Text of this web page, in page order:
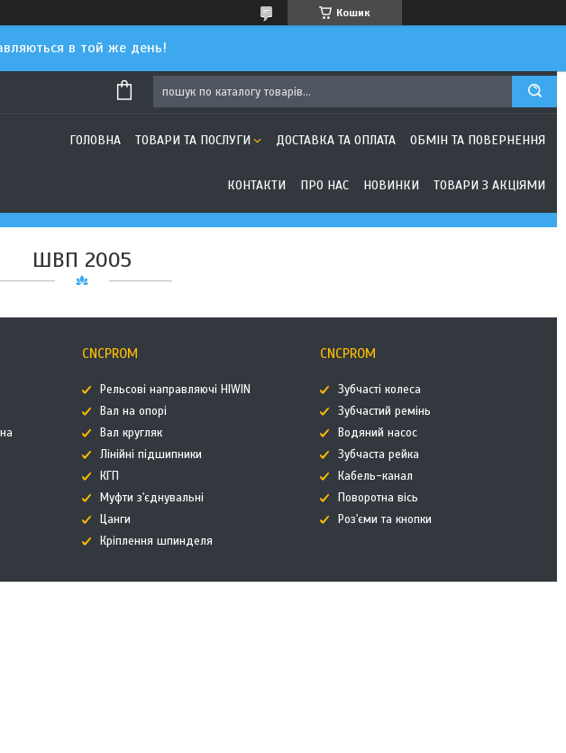
Кошик
в той же день!
ГОЛОВНА ТОВАРИ ТА ПОСЛУГИ ДОСТАВКА ТА ОПЛАТА ОБМІН ТА ПОВЕРНЕННЯ
КОНТАКТИ ПРО НАС НОВИНКИ ТОВАРИ З АКЦІЯМИ
ШВП 2005
CNCPROM
Рельсові направляючі HIWIN
Вал на опорі
Вал кругляк
Лінійні підшипники
КГП
Муфти з'єднувальні
Цанги
Кріплення шпинделя
CNCPROM
Зубчасті колеса
Зубчастий ремінь
Водяний насос
Зубчаста рейка
Кабель-канал
Поворотна вісь
Роз'єми та кнопки